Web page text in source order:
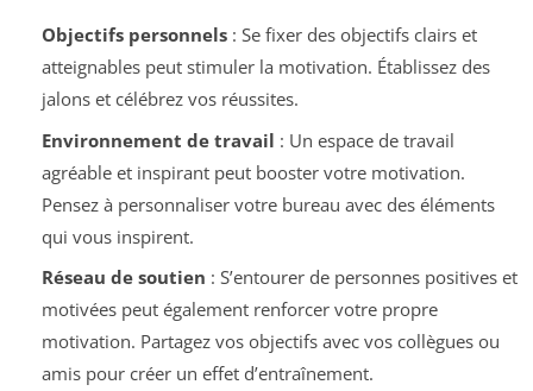
Objectifs personnels: Se fixer des objectifs clairs et
atteignables peut stimuler la motivation. Établissez des
jalons et célébrez vos réussites.
Environnement de travail : Un espace de travail
agréable et inspirant peut booster votre motivation.
Pensez à personnaliser votre bureau avec des éléments
qui vous inspirent.
Réseau de soutien : S’entourer de personnes positives et
motivées peut également renforcer votre propre
motivation. Partagez vos objectifs avec vos collègues ou
amis pour créer un effet d’entraînement.